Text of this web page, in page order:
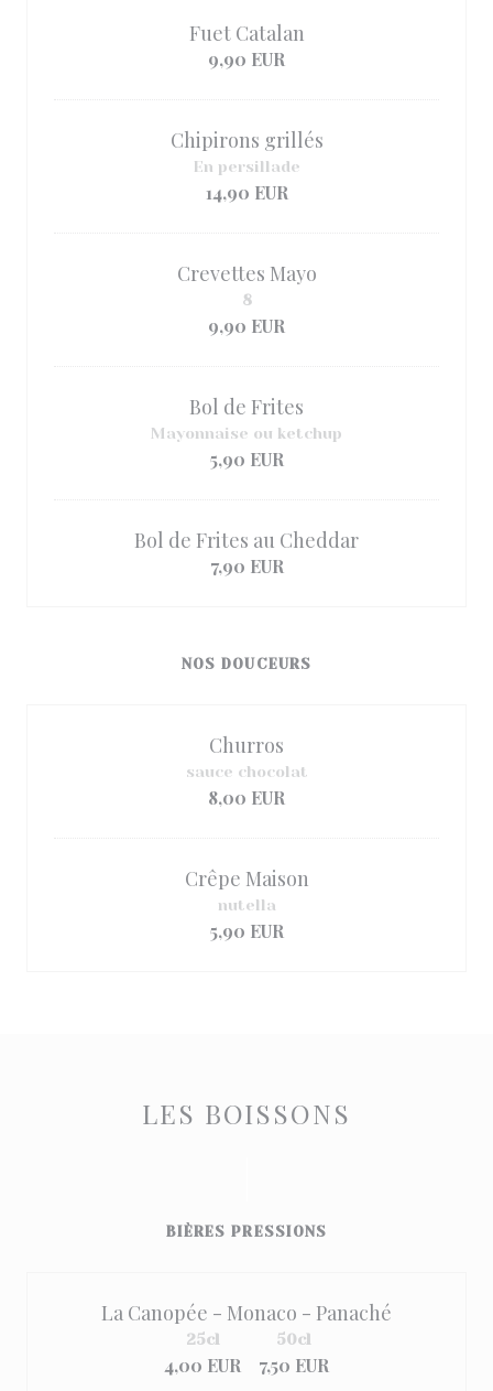
Fuet Catalan
9,90 EUR
Chipirons grillés
En persillade
14,90 EUR
Crevettes Mayo
9,90 EUR
8
Bol de Frites
Mayonnaise ou ketchup
5,90 EUR
Bol de Frites au Cheddar
7,90 EUR
NOS DOUCEURS
Churros
sauce chocolat
8,00 EUR
Crêpe Maison
nutella
5,90 EUR
LES BOISSONS
BIÈRES PRESSIONS
La Canopée - Monaco - Panaché
4,00 EUR
25cl
7,50 EUR
50cl